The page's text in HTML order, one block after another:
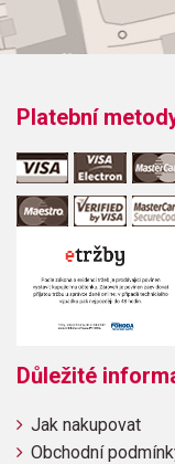
Platební
Důležité
Jak nakupovat
Obchodní